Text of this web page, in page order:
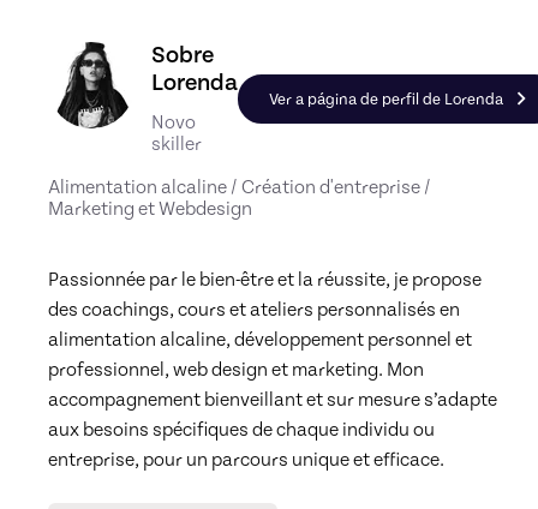
Conheça o perfil de Lorenda, Skiller em
Sobre
Lorenda
Novo
skiller
Ver a página de perfil de Lorenda
Alimentation alcaline / Création d'entreprise /
Marketing et Webdesign
Passionnée par le bien-être et la réussite, je propose
des coachings, cours et ateliers personnalisés en
alimentation alcaline, développement personnel et
professionnel, web design et marketing. Mon
accompagnement bienveillant et sur mesure s’adapte
aux besoins spécifiques de chaque individu ou
entreprise, pour un parcours unique et efficace.